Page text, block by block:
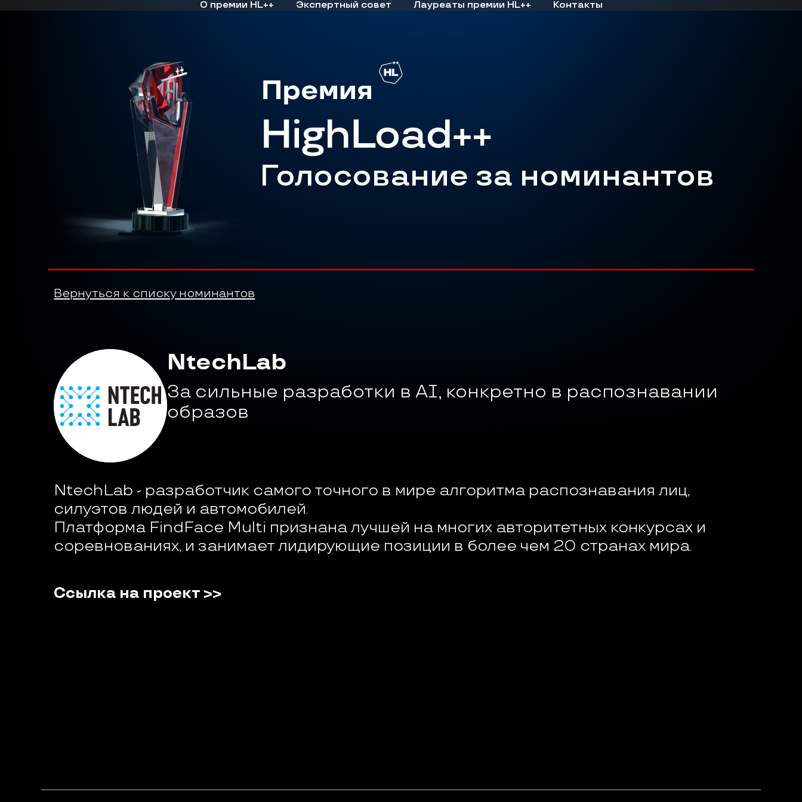
О премии HL++ Экспертный совет Лауреаты премии HL++ Контакты
Голосование за номинантов
Вернуться к списку номинантов
NtechLab
За сильные разработки в AI, конкретно в распознавании
образов
NtechLab - разработчик самого точного в мире алгоритма распознавания лиц,
силуэтов людей и автомобилей.
Платформа FindFace Multi признана лучшей на многих авторитетных конкурсах и
соревнованиях, и занимает лидирующие позиции в более чем 20 странах мира.
Ссылка на проект >>